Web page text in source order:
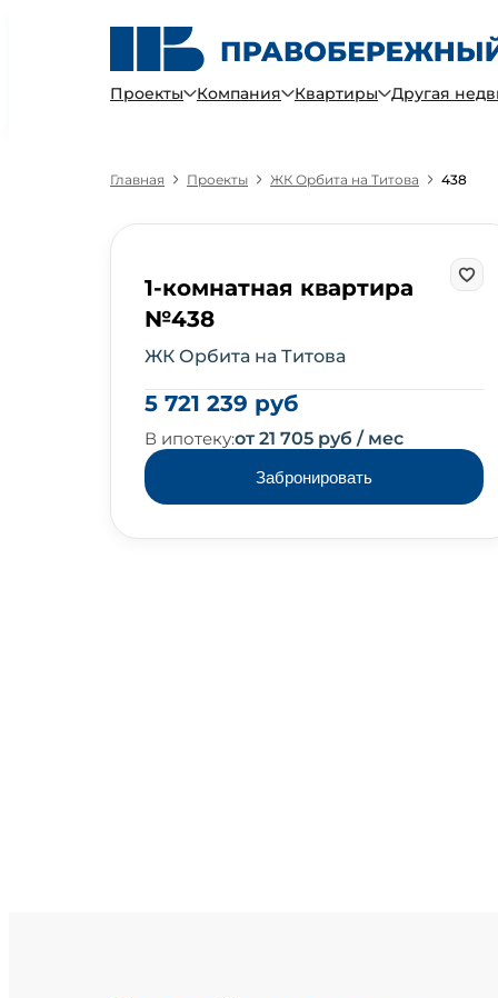
Проекты Компания Квартиры Другая
Главная Проекты ЖК Орбита на Титова 438
1-комнатная квартира
№438
ЖК Орбита на Титова
5 721 239 руб
В ипотеку:от 21 705 руб / мес
Забронировать